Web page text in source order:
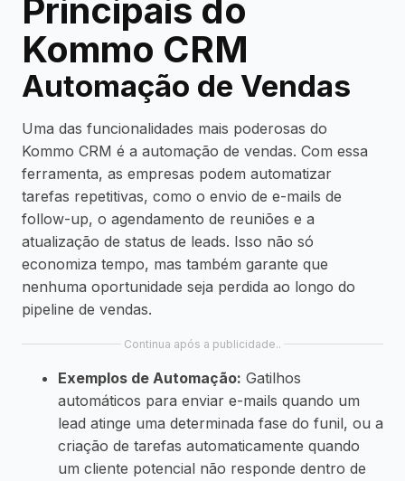
Principais do
Kommo CRM
Automação de Vendas
Uma das funcionalidades mais poderosas do
Kommo CRM é a automação de vendas. Com essa
ferramenta, as empresas podem automatizar
tarefas repetitivas, como o envio de e-mails de
follow-up, o agendamento de reuniões e a
atualização de status de leads. Isso não só
economiza tempo, mas também garante que
nenhuma oportunidade seja perdida ao longo do
pipeline de vendas.
Continua após a publicidade..
Exemplos de Automação: Gatilhos
automáticos para enviar e-mails quando um
lead atinge uma determinada fase do funil, ou a
criação de tarefas automaticamente quando
um cliente potencial não responde dentro de